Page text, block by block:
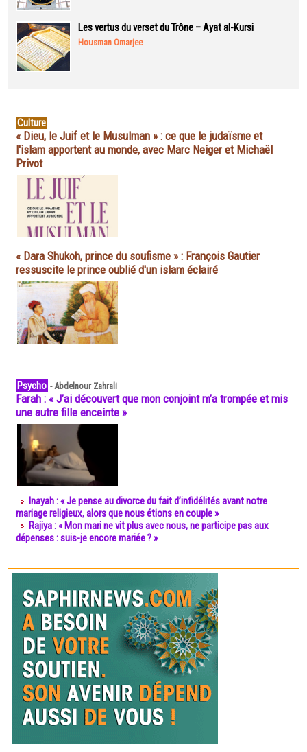
Les vertus du verset du Trône – Ayat al-Kursi
Housman Omarjee
Culture
« Dieu, le Juif et le Musulman » : ce que le judaïsme et
l'islam apportent au monde, avec Marc Neiger et Michaël
Privot
« Dara Shukoh, prince du soufisme » : François Gautier
ressuscite le prince oublié d'un islam éclairé
Psycho -Abdelnour Zahrali
Farah : « J’ai découvert que mon conjoint m’a trompée et mis
une autre fille enceinte »
Inayah : « Je pense au divorce du fait d’infidélités avant notre
mariage religieux, alors que nous étions en couple »
Rajiya : « Mon mari ne vit plus avec nous, ne participe pas aux
dépenses : suis-je encore mariée ? »